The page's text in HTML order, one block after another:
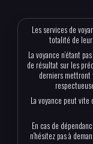
Les services de
totalité de
La voyance n’étant
de résultat sur les
derniers mettront
La voyance peut
En cas de
n’hésitez pas à